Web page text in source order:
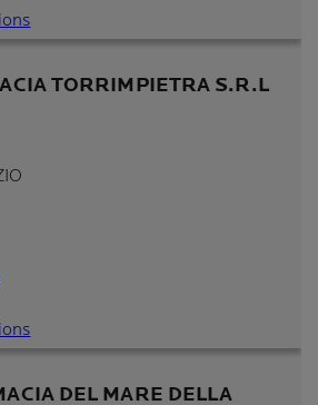
TORRIMPIETRA S.R.L
DEL MARE DELLA